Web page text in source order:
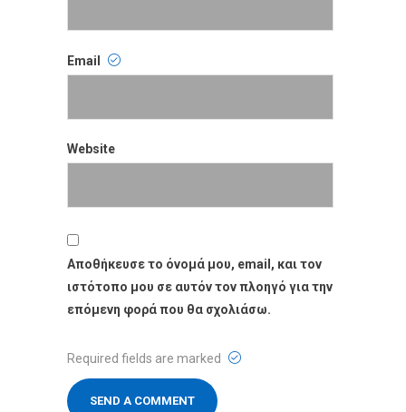
Email
Website
Αποθήκευσε το όνομά μου, email, και τον
ιστότοπο μου σε αυτόν τον πλοηγό για την
επόμενη φορά που θα σχολιάσω.
Required fields are marked